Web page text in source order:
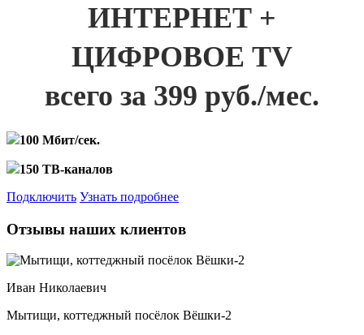
ИНТЕРНЕТ +
ЦИФРОВОЕ TV
всего за 399 руб./мес.
100 Мбит/сек.
150 ТВ-каналов
Подключить Узнать подробнее
Отзывы наших клиентов
Иван Николаевич
Мытищи, коттеджный посёлок Вёшки-2